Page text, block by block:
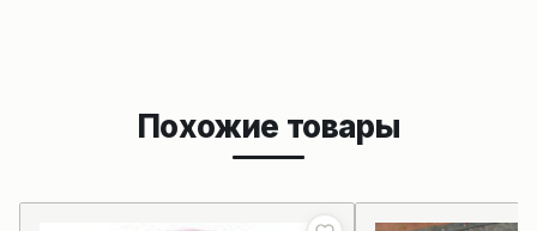
Похожие товары